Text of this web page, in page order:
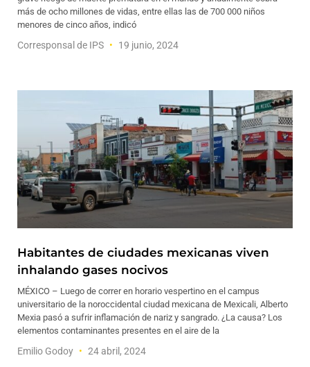
más de ocho millones de vidas, entre ellas las de 700 000 niños
menores de cinco años, indicó
Corresponsal de IPS 19 junio, 2024
Habitantes de ciudades mexicanas viven
inhalando gases nocivos
MÉXICO – Luego de correr en horario vespertino en el campus
universitario de la noroccidental ciudad mexicana de Mexicali, Alberto
Mexia pasó a sufrir inflamación de nariz y sangrado. ¿La causa? Los
elementos contaminantes presentes en el aire de la
Emilio Godoy 24 abril, 2024